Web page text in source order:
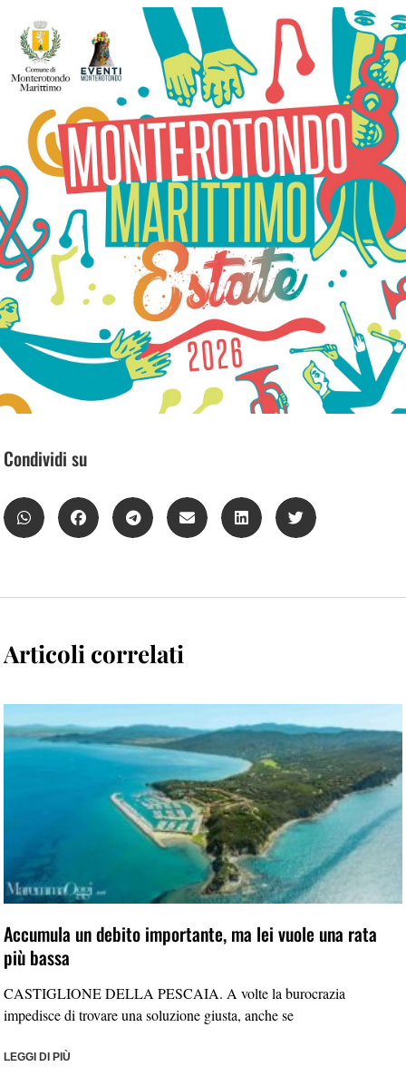
Condividi su
Articoli correlati
Accumula un debito importante, ma lei vuole una rata
più bassa
CASTIGLIONE DELLA PESCAIA. A volte la burocrazia
impedisce di trovare una soluzione giusta, anche se
LEGGI DI PIÙ